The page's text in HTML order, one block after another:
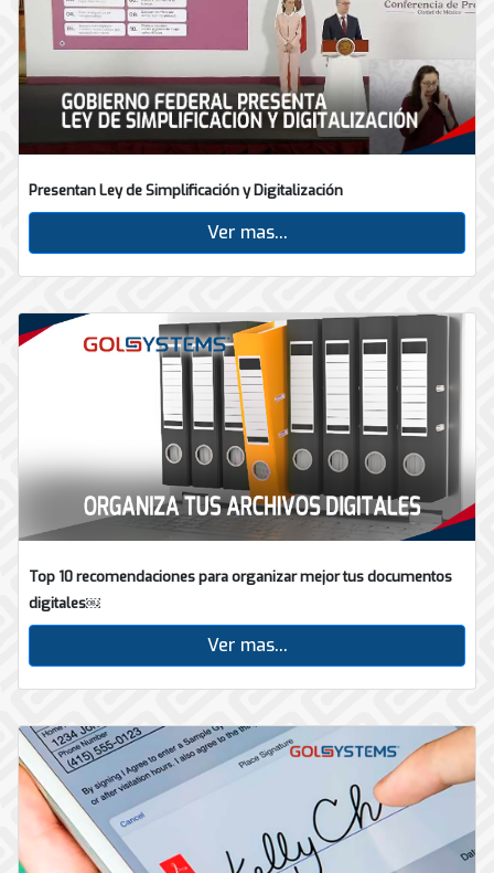
Presentan Ley de Simplificación y Digitalización
Ver mas...
Top 10 recomendaciones para organizar mejor tus documentos
digitales￼
Ver mas...